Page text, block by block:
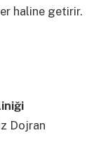
haline getirir.
Dojran